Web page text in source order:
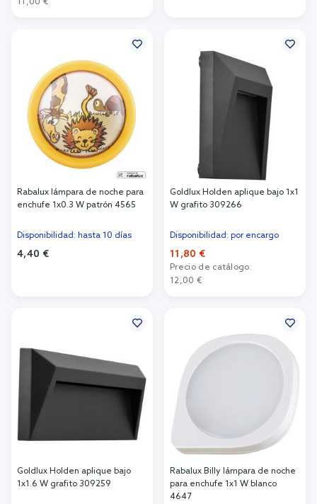
11,00 €
Rabalux lámpara de noche para
enchufe 1x0.3 W patrón 4565
Disponibilidad: hasta 10 días
4,40 €
Goldlux Holden aplique bajo 1x1
W grafito 309266
Disponibilidad: por encargo
11,80 €
Precio de catálogo:
12,00 €
Goldlux Holden aplique bajo
1x1.6 W grafito 309259
Rabalux Billy lámpara de noche
para enchufe 1x1 W blanco
4647